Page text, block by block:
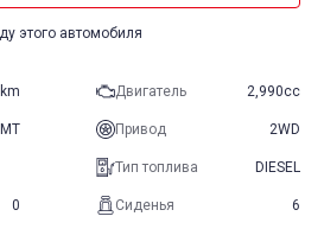
этого автомобиля
Двигатель 2,990cc
MT Привод 2WD
Тип топлива DIESEL
0 Сиденья 6